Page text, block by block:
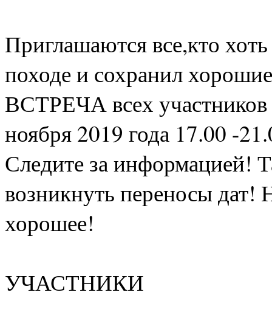
Приглашаются все,кто
походе и сохранил
ВСТРЕЧА всех участников
ноября 2019 года 17.00 -
Следите за информацией!
возникнуть переносы дат!
хорошее!
УЧАСТНИКИ